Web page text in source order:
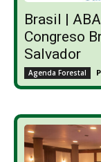
Brasil |
Congreso
Salvador
Agenda Forestal